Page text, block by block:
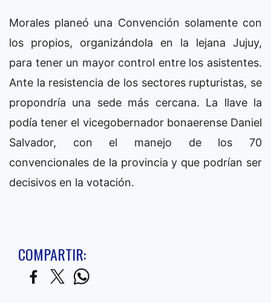
Morales planeó una Convención solamente con
los propios, organizándola en la lejana Jujuy,
para tener un mayor control entre los asistentes.
Ante la resistencia de los sectores rupturistas, se
propondría una sede más cercana. La llave la
podía tener el vicegobernador bonaerense Daniel
Salvador, con el manejo de los 70
convencionales de la provincia y que podrían ser
decisivos en la votación.
COMPARTIR: